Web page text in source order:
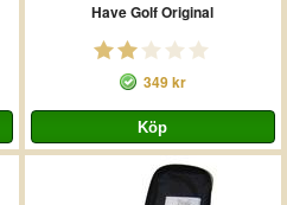
Have Golf Original
349 kr